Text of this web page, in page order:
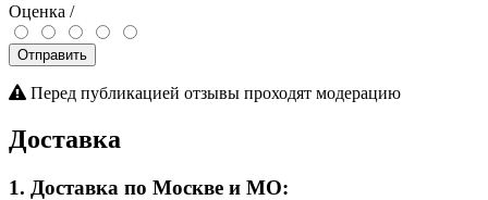
Оценка /
Отправить
Перед публикацией отзывы проходят модерацию
Доставка
1. Доставка по Москве и МО: